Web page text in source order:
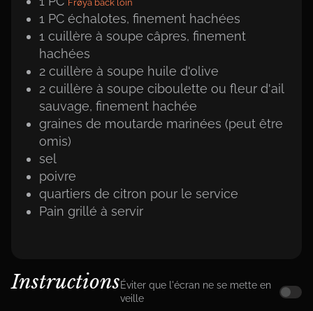
Frøya back loin
1 PC échalotes, finement hachées
1 cuillère à soupe câpres, finement
hachées
2 cuillère à soupe huile d'olive
2 cuillère à soupe ciboulette ou fleur d'ail
sauvage, finement hachée
graines de moutarde marinées (peut être
omis)
sel
poivre
quartiers de citron pour le service
Pain grillé à servir
InstructionsÉviter que l'écran ne se mette en
veille